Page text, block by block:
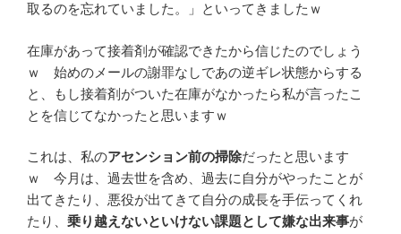
取るのを忘れていました。」といってきましたｗ
在庫があって接着剤が確認できたから信じたのでしょう
ｗ 始めのメールの謝罪なしであの逆ギレ状態からする
と、もし接着剤がついた在庫がなかったら私が言ったこ
とを信じてなかったと思いますｗ
これは、私のアセンション前の掃除だったと思います
ｗ 今月は、過去世を含め、過去に自分がやったことが
出てきたり、悪役が出てきて自分の成長を手伝ってくれ
たり、 乗り越えないといけない課題として嫌な出来事が